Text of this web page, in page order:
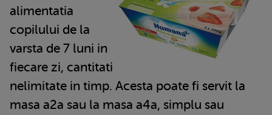
alimentatia
copilului de la
varsta de 7 luni in
fiecare zi, cantitati
nelimitate in timp. Acesta poate fi servit la
masa a2a sau la masa a4a, simplu sau